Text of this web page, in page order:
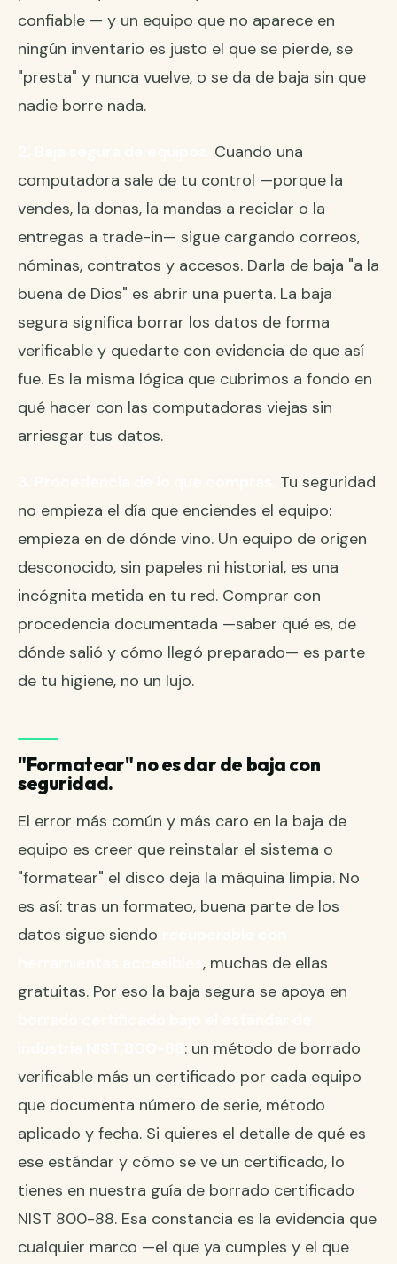
confiable — y un equipo que no aparece en
ningún inventario es justo el que se pierde, se
"presta" y nunca vuelve, o se da de baja sin que
nadie borre nada.
Cuando una
computadora sale de tu control —porque la
vendes, la donas, la mandas a reciclar o la
entregas a trade-in— sigue cargando correos,
nóminas, contratos y accesos. Darla de baja "a la
buena de Dios" es abrir una puerta. La baja
segura significa borrar los datos de forma
verificable y quedarte con evidencia de que así
fue. Es la misma lógica que cubrimos a fondo en
qué hacer con las computadoras viejas sin
arriesgar tus datos.
Tu seguridad
no empieza el día que enciendes el equipo:
empieza en de dónde vino. Un equipo de origen
desconocido, sin papeles ni historial, es una
incógnita metida en tu red. Comprar con
procedencia documentada —saber qué es, de
dónde salió y cómo llegó preparado— es parte
de tu higiene, no un lujo.
"Formatear" no es dar de baja con
seguridad.
El error más común y más caro en la baja de
equipo es creer que reinstalar el sistema o
"formatear" el disco deja la máquina limpia. No
es así: tras un formateo, buena parte de los
datos sigue siendo
, muchas de ellas
gratuitas. Por eso la baja segura se apoya en
: un método de borrado
verificable más un certificado por cada equipo
que documenta número de serie, método
aplicado y fecha. Si quieres el detalle de qué es
ese estándar y cómo se ve un certificado, lo
tienes en nuestra guía de borrado certificado
NIST 800-88. Esa constancia es la evidencia que
cualquier marco —el que ya cumples y el que